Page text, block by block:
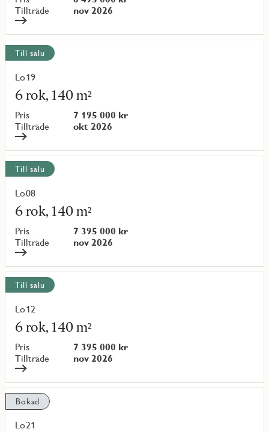
Tillträde
nov 2026
{objectNumber}
Till salu
Lo19
6 rok, 140 m²
Pris
7 195 000 kr
Tillträde
okt 2026
Läs
mer
om
objekt
{objectNumber}
Till salu
Lo08
6 rok, 140 m²
Pris
7 395 000 kr
Tillträde
nov 2026
Läs
mer
om
objekt
{objectNumber}
Till salu
Lo12
6 rok, 140 m²
Pris
7 395 000 kr
Tillträde
nov 2026
Läs
mer
om
objekt
{objectNumber}
Bokad
Lo21
Läs